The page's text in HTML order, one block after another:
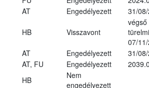
AT Engedélyezett 31/
HB Visszavont
végső
07/
AT Engedélyezett
31/
AT, FU Engedélyezett
HB
Nem
engedélyezett